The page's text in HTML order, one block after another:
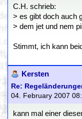
C.H. schrieb:
> es gibt doch auch
> dem jet und nem
Stimmt, ich kann
Kersten
Re:
04. February 2007
kann mal einer